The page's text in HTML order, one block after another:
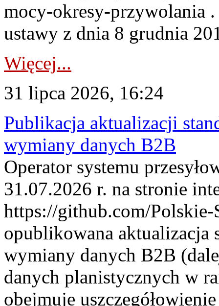
mocy-okresy-przywolania
ustawy z dnia 8 grudnia
Więcej...
31 lipca 2026, 16:24
Publikacja aktualizacji
wymiany danych B2B
Operator systemu
31.07.2026 r. na stronie
https://github.com/Polskie-
opublikowana aktualizacja
wymiany danych B2B
danych planistycznych w
obejmuje